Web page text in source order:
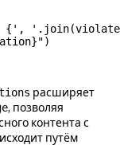
{ ', '
}")
расширяет
, позволяя
контента с
путём